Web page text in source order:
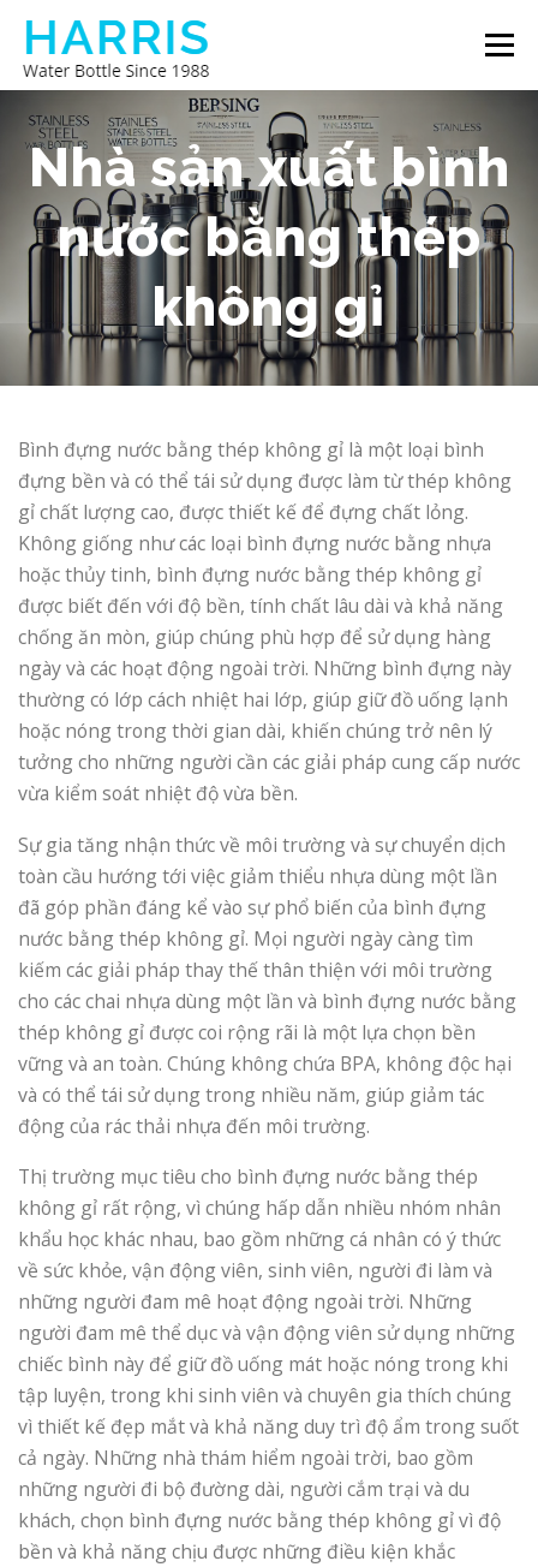
Skip
content
Menu
BÌNH NƯỚC HARRIS GIỚI THIỆU VỀ CHÚNG TÔI
LIÊN HỆ VỚI CHÚNG TÔI
Nhà sản xuất bình
nước bằng thép
không gỉ
Bình đựng nước bằng thép không gỉ là một loại bình
đựng bền và có thể tái sử dụng được làm từ thép không
gỉ chất lượng cao, được thiết kế để đựng chất lỏng.
Không giống như các loại bình đựng nước bằng nhựa
hoặc thủy tinh, bình đựng nước bằng thép không gỉ
được biết đến với độ bền, tính chất lâu dài và khả năng
chống ăn mòn, giúp chúng phù hợp để sử dụng hàng
ngày và các hoạt động ngoài trời. Những bình đựng này
thường có lớp cách nhiệt hai lớp, giúp giữ đồ uống lạnh
hoặc nóng trong thời gian dài, khiến chúng trở nên lý
tưởng cho những người cần các giải pháp cung cấp nước
vừa kiểm soát nhiệt độ vừa bền.
Sự gia tăng nhận thức về môi trường và sự chuyển dịch
toàn cầu hướng tới việc giảm thiểu nhựa dùng một lần
đã góp phần đáng kể vào sự phổ biến của bình đựng
nước bằng thép không gỉ. Mọi người ngày càng tìm
kiếm các giải pháp thay thế thân thiện với môi trường
cho các chai nhựa dùng một lần và bình đựng nước bằng
thép không gỉ được coi rộng rãi là một lựa chọn bền
vững và an toàn. Chúng không chứa BPA, không độc hại
và có thể tái sử dụng trong nhiều năm, giúp giảm tác
động của rác thải nhựa đến môi trường.
Thị trường mục tiêu cho bình đựng nước bằng thép
không gỉ rất rộng, vì chúng hấp dẫn nhiều nhóm nhân
khẩu học khác nhau, bao gồm những cá nhân có ý thức
về sức khỏe, vận động viên, sinh viên, người đi làm và
những người đam mê hoạt động ngoài trời. Những
người đam mê thể dục và vận động viên sử dụng những
chiếc bình này để giữ đồ uống mát hoặc nóng trong khi
tập luyện, trong khi sinh viên và chuyên gia thích chúng
vì thiết kế đẹp mắt và khả năng duy trì độ ẩm trong suốt
cả ngày. Những nhà thám hiểm ngoài trời, bao gồm
những người đi bộ đường dài, người cắm trại và du
khách, chọn bình đựng nước bằng thép không gỉ vì độ
bền và khả năng chịu được những điều kiện khắc